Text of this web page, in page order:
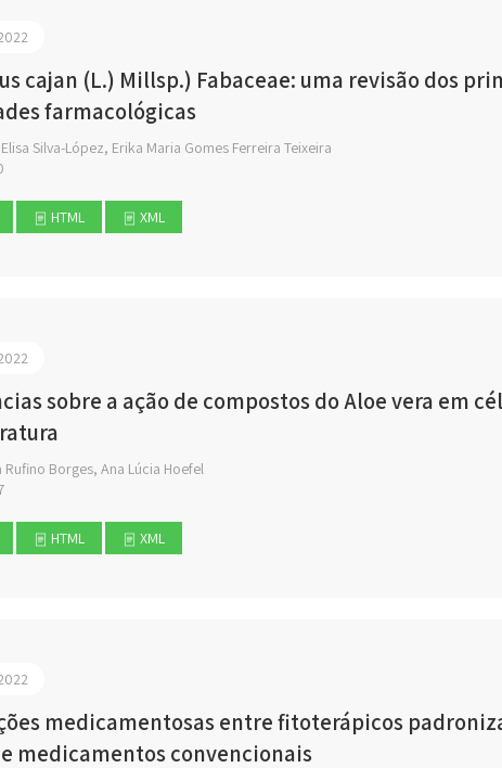
cajan (L.) Millsp.) Fabaceae: uma revisão dos
farmacológicas
Silva-López, Erika Maria Gomes Ferreira Teixeira
HTML XML
sobre a ação de compostos do Aloe vera em
Rufino Borges, Ana Lúcia Hoefel
HTML XML
medicamentosas entre fitoterápicos
medicamentos convencionais